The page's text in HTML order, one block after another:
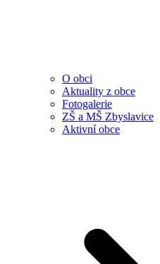
O obci
Aktuality z obce
Fotogalerie
ZŠ a MŠ Zbyslavice
Aktivní obce